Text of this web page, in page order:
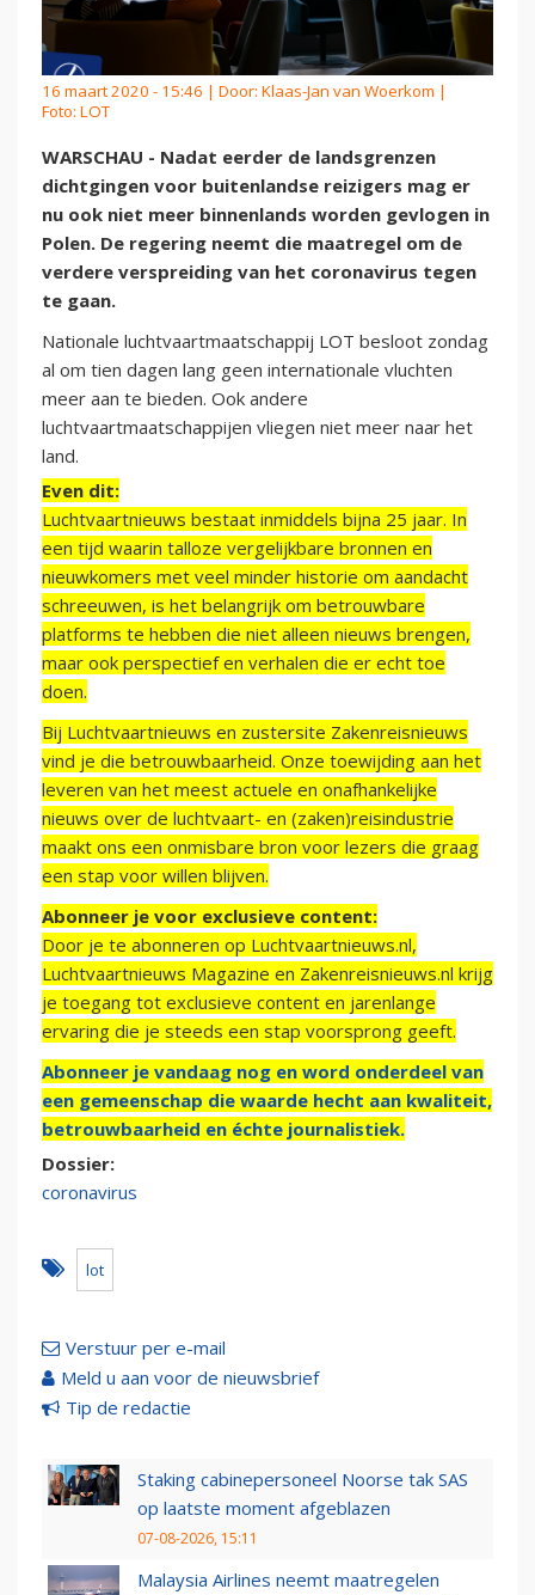
16 maart 2020 - 15:46 | Door: Klaas-Jan van Woerkom |
Foto: LOT
WARSCHAU - Nadat eerder de landsgrenzen
dichtgingen voor buitenlandse reizigers mag er
nu ook niet meer binnenlands worden gevlogen in
Polen. De regering neemt die maatregel om de
verdere verspreiding van het coronavirus tegen
te gaan.
Nationale luchtvaartmaatschappij LOT besloot zondag
al om tien dagen lang geen internationale vluchten
meer aan te bieden. Ook andere
luchtvaartmaatschappijen vliegen niet meer naar het
land.
Even dit:
Luchtvaartnieuws bestaat inmiddels bijna 25 jaar. In
een tijd waarin talloze vergelijkbare bronnen en
nieuwkomers met veel minder historie om aandacht
schreeuwen, is het belangrijk om betrouwbare
platforms te hebben die niet alleen nieuws brengen,
maar ook perspectief en verhalen die er echt toe
doen.
Bij Luchtvaartnieuws en zustersite Zakenreisnieuws
vind je die betrouwbaarheid. Onze toewijding aan het
leveren van het meest actuele en onafhankelijke
nieuws over de luchtvaart- en (zaken)reisindustrie
maakt ons een onmisbare bron voor lezers die graag
een stap voor willen blijven.
Abonneer je voor exclusieve content:
Door je te abonneren op Luchtvaartnieuws.nl,
Luchtvaartnieuws Magazine en Zakenreisnieuws.nl krijg
je toegang tot exclusieve content en jarenlange
ervaring die je steeds een stap voorsprong geeft.
Abonneer je vandaag nog en word onderdeel van
een gemeenschap die waarde hecht aan kwaliteit,
betrouwbaarheid en échte journalistiek.
Dossier:
coronavirus
lot
Verstuur per e-mail
Meld u aan voor de nieuwsbrief
Tip de redactie
Staking cabinepersoneel Noorse tak SAS
op laatste moment afgeblazen
07-08-2026, 15:11
Malaysia Airlines neemt maatregelen